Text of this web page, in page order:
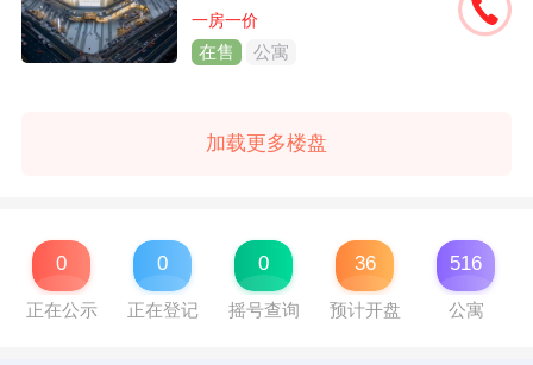
一房一价
在售 公寓
加载更多楼盘
0
正在公示
0
正在登记
0
摇号查询
36
预计开盘
516
公寓